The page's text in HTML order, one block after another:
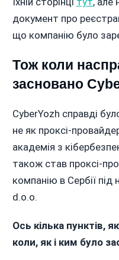
документ про
що компанію було
Тож коли
засновано
CyberYozh справді
не як проксі-
академія з
також став проксі-
компанію в Сербії
d.o.o.
Ось кілька пунктів,
коли, як і ким було